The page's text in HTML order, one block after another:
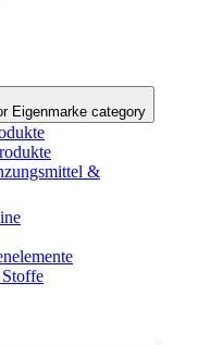
Eigenmarke category
&